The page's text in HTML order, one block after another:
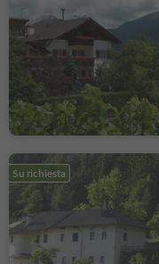
Su richiesta